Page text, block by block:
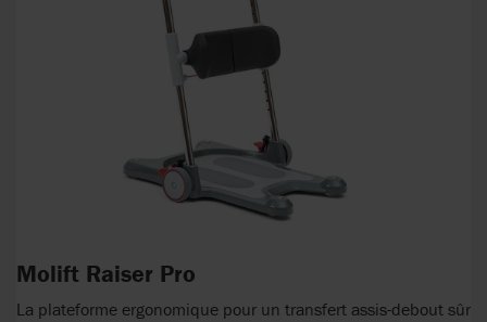
Molift Raiser Pro
La plateforme ergonomique pour un transfert assis-debout sûr